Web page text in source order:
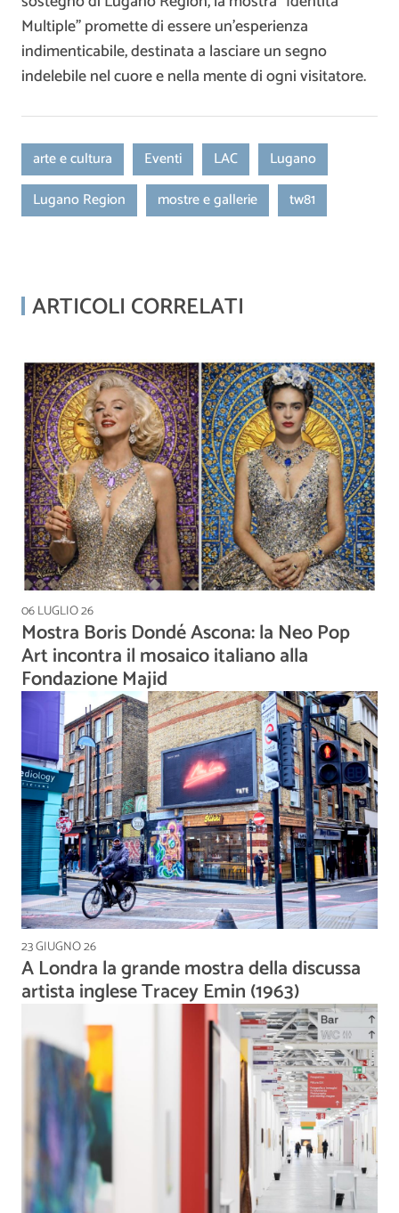
Multiple” promette di essere un’esperienza
indimenticabile, destinata a lasciare un segno
indelebile nel cuore e nella mente di ogni visitatore.
arte e cultura Eventi LAC
Lugano
Lugano Region
mostre e gallerie tw81
ARTICOLI CORRELATI
06 LUGLIO 26
Mostra Boris Dondé Ascona: la Neo Pop
Art incontra il mosaico italiano alla
Fondazione Majid
23 GIUGNO 26
A Londra la grande mostra della discussa
artista inglese Tracey Emin (1963)